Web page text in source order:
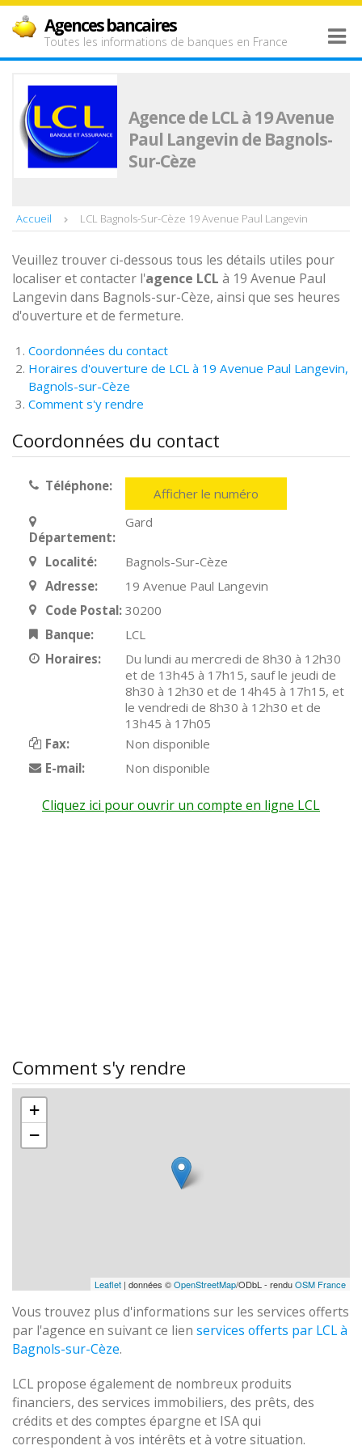
Agences bancaires
Toutes les informations de banques en France
Agence de LCL à 19 Avenue
Paul Langevin de Bagnols-
Sur-Cèze
Accueil LCL Bagnols-Sur-Cèze 19 Avenue Paul Langevin
Veuillez trouver ci-dessous tous les détails utiles pour
localiser et contacter l'agence LCL à 19 Avenue Paul
Langevin dans Bagnols-sur-Cèze, ainsi que ses heures
d'ouverture et de fermeture.
Coordonnées du contact
Horaires d'ouverture de LCL à 19 Avenue Paul Langevin,
Bagnols-sur-Cèze
Comment s'y rendre
Coordonnées du contact
Téléphone: Afficher le numéro
Département:
Gard
Localité:
Bagnols-Sur-Cèze
Adresse:
19 Avenue Paul Langevin
Code Postal: 30200
Banque:
LCL
Horaires:
Du lundi au mercredi de 8h30 à 12h30
et de 13h45 à 17h15, sauf le jeudi de
8h30 à 12h30 et de 14h45 à 17h15, et
le vendredi de 8h30 à 12h30 et de
13h45 à 17h05
Fax:
Non disponible
E-mail:
Non disponible
Cliquez ici pour ouvrir un compte en ligne LCL
Comment s'y rendre
+
−
Leaflet | données ©OpenStreetMap/ODbL - renduOSM France
Vous trouvez plus d'informations sur les services offerts
par l'agence en suivant ce lien services offerts par LCL à
Bagnols-sur-Cèze.
LCL propose également de nombreux produits
financiers, des services immobiliers, des prêts, des
crédits et des comptes épargne et ISA qui
correspondent à vos intérêts et à votre situation.